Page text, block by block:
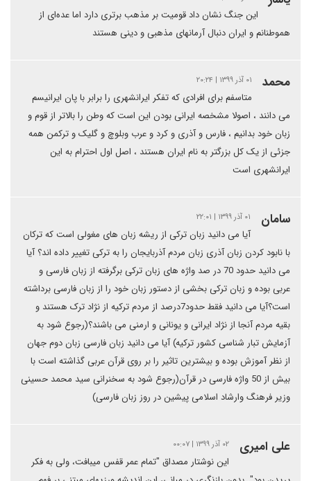
این جنگ نشان داد قومیت بر مذهب برتری دارد اما عده‌ای از
هموطنانم و ایران دنبال آرمانهای مذهبی و دینی هستند
محمد ۰۱ آذر ۱۳۹۹ | ۲۰:۲۴
متاسفم برای افرادی که تفکر ایرانشهری را برابر با پان ایرانیسم
می دانند ، اصولا مشخصه ایرانی بودن این است که وطن را بالاتر از قوم و
زبان خود بدانیم ، فارس و آذری و کرد و عرب وبلوچ و گلیک و ترکمن همه
جزئی از یک کل بزرگتر به نام ایران هستند ، اصل اول احترام به این
ایرانشهری است
سامان ۰۱ آذر ۱۳۹۹ | ۲۲:۰۱
آیا می دانید زبان ترکی از ریشه زبان های مغولی است که ترکان
با نابود کردن زبان آذری زبان مردم آذربایجان را به ترکی تغییر داده اند؟ آیا
می دانید حدود 70 در صد واژه های زبان ترکی برگرفته از زبان فارسی و
عربی بوده و زبان ترکی بخشی از دستور زبان خود را از زبان فارسی برداشته
است؟آیا می دانید فقط حدود7درصد از مردم ترکیه از نژاد ترک هستند و
بقیه مردم آنجا از نژاد ایرانی و یونانی و ارمنی می باشند؟(رجوع شود به
آزمایش تبار شناسی کشور ترکیه) آیا می دانید زبان فارسی زبان دوم جهان
از نظر آموزش بوده و بیشترین تاثیر را بر روی قرآن عربی گذاشته است با
بیش از 50 واژه فارسی در قرآن(رجوع شود به سخنرانی سید محمد حسینی
وزیر فرهنگ وارشاد اسلامی پیشین در روز زبان فارسی)
علی امیری ۰۲ آذر ۱۳۹۹ | ۰۰:۰۷
این نوشتار مصداق "تمام عمر قفس میبافت، ولی به فکر